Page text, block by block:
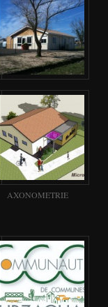
AXONOMETRIE